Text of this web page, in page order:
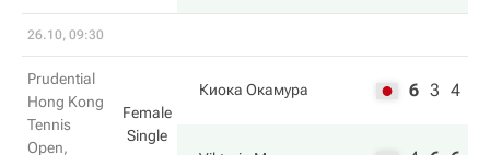
26.10, 09:30
Prudential
Hong Kong
Tennis
Open,
Female
Single
Киока Окамура 6 3 4